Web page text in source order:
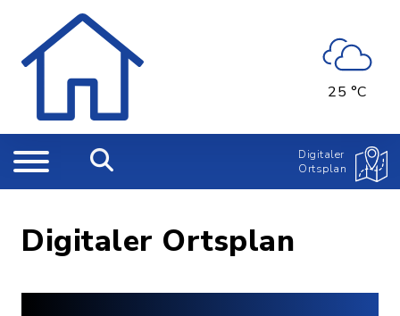
25 °C
Digitaler
Ortsplan
Digitaler Ortsplan